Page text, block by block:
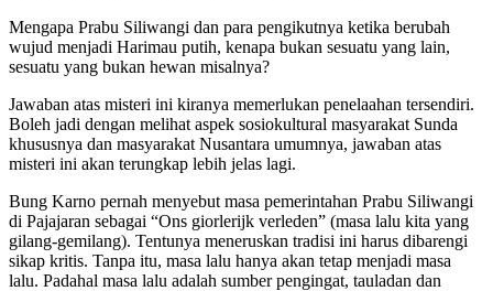
Mengapa Prabu Siliwangi dan para pengikutnya ketika berubah
wujud menjadi Harimau putih, kenapa bukan sesuatu yang lain,
sesuatu yang bukan hewan misalnya?
Jawaban atas misteri ini kiranya memerlukan penelaahan tersendiri.
Boleh jadi dengan melihat aspek sosiokultural masyarakat Sunda
khususnya dan masyarakat Nusantara umumnya, jawaban atas
misteri ini akan terungkap lebih jelas lagi.
Bung Karno pernah menyebut masa pemerintahan Prabu Siliwangi
di Pajajaran sebagai “Ons giorlerijk verleden” (masa lalu kita yang
gilang-gemilang). Tentunya meneruskan tradisi ini harus dibarengi
sikap kritis. Tanpa itu, masa lalu hanya akan tetap menjadi masa
lalu. Padahal masa lalu adalah sumber pengingat, tauladan dan